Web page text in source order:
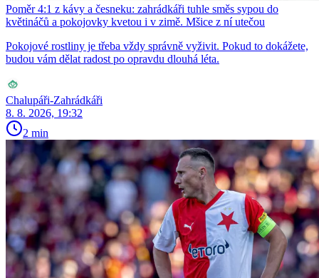
Poměr 4:1 z kávy a česneku: zahrádkáři tuhle směs sypou do
květináčů a pokojovky kvetou i v zimě. Mšice z ní utečou
Pokojové rostliny je třeba vždy správně vyživit. Pokud to dokážete,
budou vám dělat radost po opravdu dlouhá léta.
Chalupáři-Zahrádkáři
8. 8. 2026, 19:32
2 min